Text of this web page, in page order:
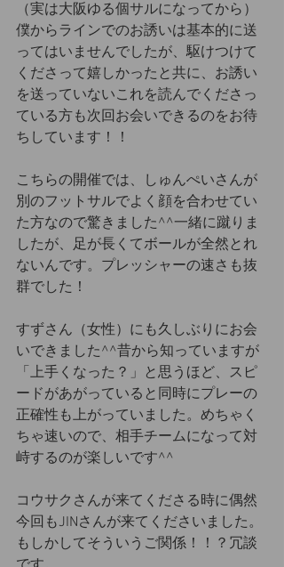
（実は大阪ゆる個サルになってから）
僕からラインでのお誘いは基本的に送
ってはいませんでしたが、駆けつけて
くださって嬉しかったと共に、お誘い
を送っていないこれを読んでくださっ
ている方も次回お会いできるのをお待
ちしています！！
こちらの開催では、しゅんぺいさんが
別のフットサルでよく顔を合わせてい
た方なので驚きました^^一緒に蹴りま
したが、足が長くてボールが全然とれ
ないんです。プレッシャーの速さも抜
群でした！
すずさん（女性）にも久しぶりにお会
いできました^^昔から知っていますが
「上手くなった？」と思うほど、スピ
ードがあがっていると同時にプレーの
正確性も上がっていました。めちゃく
ちゃ速いので、相手チームになって対
峙するのが楽しいです^^
コウサクさんが来てくださる時に偶然
今回もJINさんが来てくださいました。
もしかしてそういうご関係！！？冗談